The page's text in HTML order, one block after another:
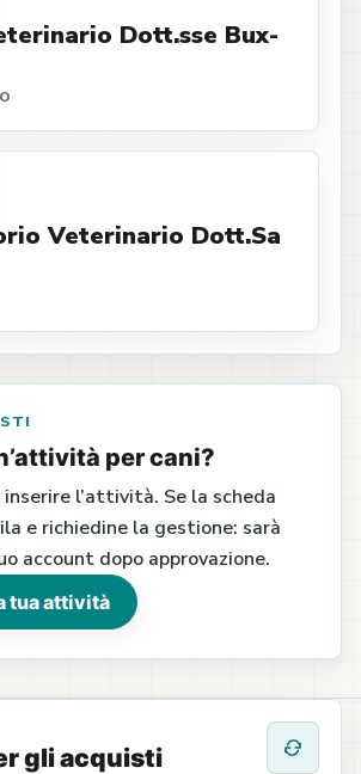
Dott.sse Bux-
Veterinario Dott.Sa
per cani?
l’attività. Se la scheda
e richiedine la gestione: sarà
account dopo approvazione.
tua attività
gli acquisti